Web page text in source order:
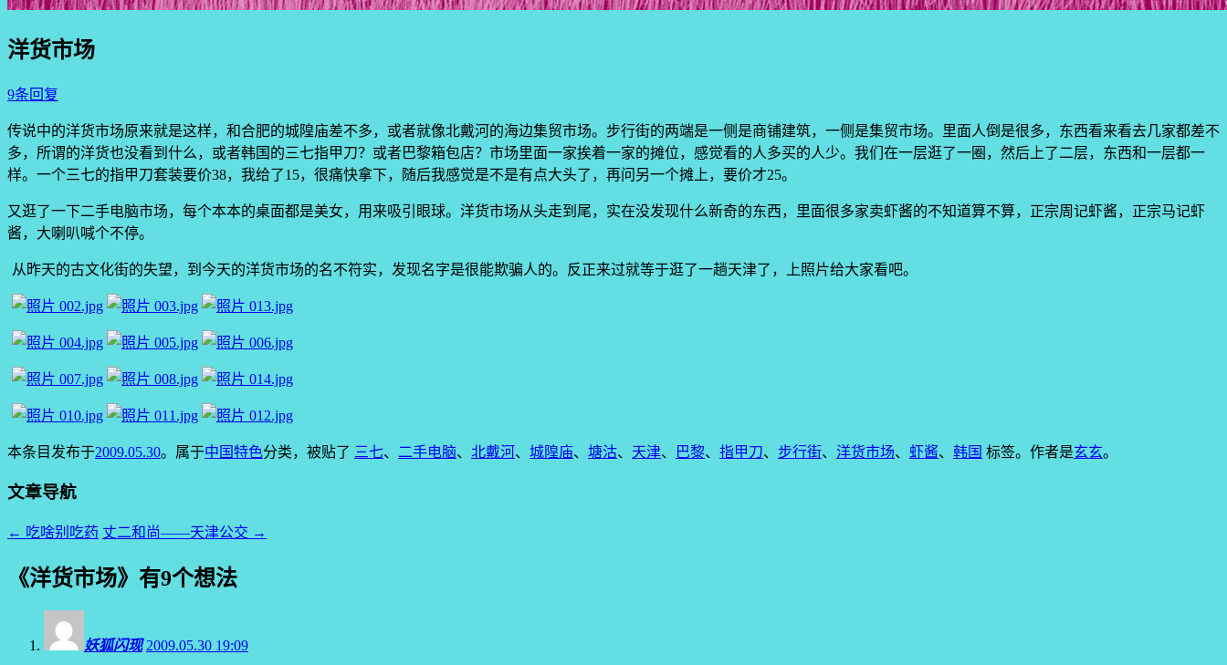
洋货市场
9条回复
传说中的洋货市场原来就是这样，和合肥的城隍庙差不多，或者就像北戴河的海边集贸市场。步行街的两端是一侧是商铺建筑，一侧是集贸市场。里面人倒是很多，东西看来看去几家都差不
多，所谓的洋货也没看到什么，或者韩国的三七指甲刀？或者巴黎箱包店？市场里面一家挨着一家的摊位，感觉看的人多买的人少。我们在一层逛了一圈，然后上了二层，东西和一层都一
样。一个三七的指甲刀套装要价38，我给了15，很痛快拿下，随后我感觉是不是有点大头了，再问另一个摊上，要价才25。
又逛了一下二手电脑市场，每个本本的桌面都是美女，用来吸引眼球。洋货市场从头走到尾，实在没发现什么新奇的东西，里面很多家卖虾酱的不知道算不算，正宗周记虾酱，正宗马记虾
酱，大喇叭喊个不停。
从昨天的古文化街的失望，到今天的洋货市场的名不符实，发现名字是很能欺骗人的。反正来过就等于逛了一趟天津了，上照片给大家看吧。
本条目发布于2009.05.30。属于中国特色分类，被贴了 三七、 二手电脑、 北戴河、 城隍庙、 塘沽、 天津、 巴黎、 指甲刀、 步行街、 洋货市场、 虾酱、 韩国 标签。 作者是玄玄。
文章导航
← 吃啥别吃药 丈二和尚——天津公交 →
《洋货市场》有9个想法
妖狐闪现 2009.05.30 19:09